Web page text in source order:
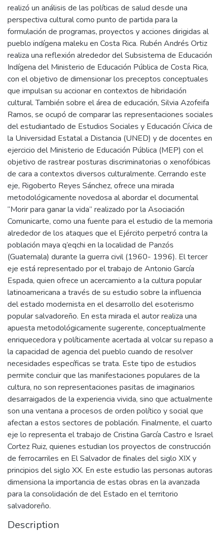
realizó un análisis de las políticas de salud desde una
perspectiva cultural como punto de partida para la
formulación de programas, proyectos y acciones dirigidas al
pueblo indígena maleku en Costa Rica. Rubén Andrés Ortiz
realiza una reflexión alrededor del Subsistema de Educación
Indígena del Ministerio de Educación Pública de Costa Rica,
con el objetivo de dimensionar los preceptos conceptuales
que impulsan su accionar en contextos de hibridación
cultural. También sobre el área de educación, Silvia Azofeifa
Ramos, se ocupó de comparar las representaciones sociales
del estudiantado de Estudios Sociales y Educación Cívica de
la Universidad Estatal a Distancia (UNED) y de docentes en
ejercicio del Ministerio de Educación Pública (MEP) con el
objetivo de rastrear posturas discriminatorias o xenofóbicas
de cara a contextos diversos culturalmente. Cerrando este
eje, Rigoberto Reyes Sánchez, ofrece una mirada
metodológicamente novedosa al abordar el documental
“Morir para ganar la vida” realizado por la Asociación
Comunicarte, como una fuente para el estudio de la memoria
alrededor de los ataques que el Ejército perpetró contra la
población maya q’eqchi en la localidad de Panzós
(Guatemala) durante la guerra civil (1960- 1996). El tercer
eje está representado por el trabajo de Antonio García
Espada, quien ofrece un acercamiento a la cultura popular
latinoamericana a través de su estudio sobre la influencia
del estado modernista en el desarrollo del esoterismo
popular salvadoreño. En esta mirada el autor realiza una
apuesta metodológicamente sugerente, conceptualmente
enriquecedora y políticamente acertada al volcar su repaso a
la capacidad de agencia del pueblo cuando de resolver
necesidades específicas se trata. Este tipo de estudios
permite concluir que las manifestaciones populares de la
cultura, no son representaciones pasitas de imaginarios
desarraigados de la experiencia vivida, sino que actualmente
son una ventana a procesos de orden político y social que
afectan a estos sectores de población. Finalmente, el cuarto
eje lo representa el trabajo de Cristina García Castro e Israel
Cortez Ruiz, quienes estudian los proyectos de construcción
de ferrocarriles en El Salvador de finales del siglo XIX y
principios del siglo XX. En este estudio las personas autoras
dimensiona la importancia de estas obras en la avanzada
para la consolidación de del Estado en el territorio
salvadoreño.
Description